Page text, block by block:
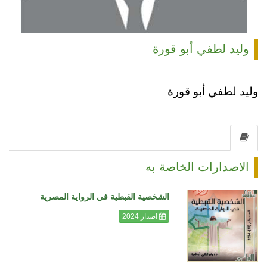
وليد لطفي أبو قورة
وليد لطفي أبو قورة
الاصدارات الخاصة به
الشخصية القبطية في الرواية المصرية
اصدار 2024